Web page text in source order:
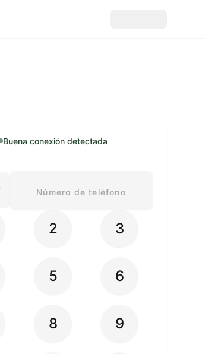
Buena conexión detectada
2 3
5 6
8 9